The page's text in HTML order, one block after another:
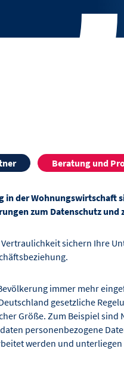
Beratung und
in der Wohnungswirtschaft
zum Datenschutz
sichern Ihre
immer mehr
gesetzliche
Größe. Zum Beispiel sind
personenbezogene
werden und